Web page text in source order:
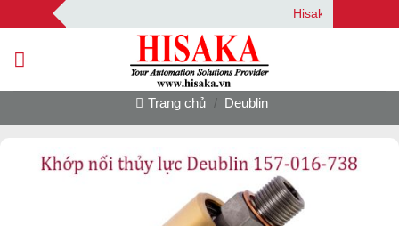
qua
nội
Hisaka | Your
Trang chủ / Deublin